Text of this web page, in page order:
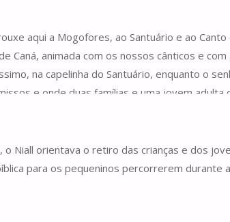
aqui a Mogofores, ao Santuário e ao
Caná, animada com os nossos cânticos e
na capelinha do Santuário, enquanto o
e onde duas famílias e uma jovem adulta
Niall orientava o retiro das crianças e dos
para os pequeninos percorrerem